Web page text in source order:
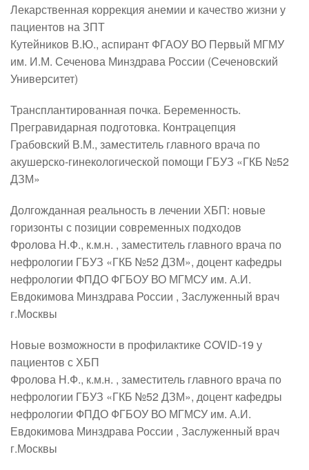
Лекарственная коррекция анемии и качество жизни у
пациентов на ЗПТ
Кутейников В.Ю., аспирант ФГАОУ ВО Первый МГМУ
им. И.М. Сеченова Минздрава России (Сеченовский
Университет)
Трансплантированная почка. Беременность.
Прегравидарная подготовка. Контрацепция
Грабовский В.М., заместитель главного врача по
акушерско-гинекологической помощи ГБУЗ «ГКБ №52
ДЗМ»
Долгожданная реальность в лечении ХБП: новые
горизонты с позиции современных подходов
Фролова Н.Ф., к.м.н. , заместитель главного врача по
нефрологии ГБУЗ «ГКБ №52 ДЗМ», доцент кафедры
нефрологии ФПДО ФГБОУ ВО МГМСУ им. А.И.
Евдокимова Минздрава России , Заслуженный врач
г.Москвы
Новые возможности в профилактике COVID-19 у
пациентов с ХБП
Фролова Н.Ф., к.м.н. , заместитель главного врача по
нефрологии ГБУЗ «ГКБ №52 ДЗМ», доцент кафедры
нефрологии ФПДО ФГБОУ ВО МГМСУ им. А.И.
Евдокимова Минздрава России , Заслуженный врач
г.Москвы